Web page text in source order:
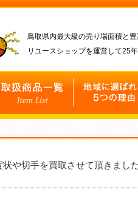
鳥取県内最大級の売り場面積と
リユースショップを運営して25
や切手を買取させて頂きまし